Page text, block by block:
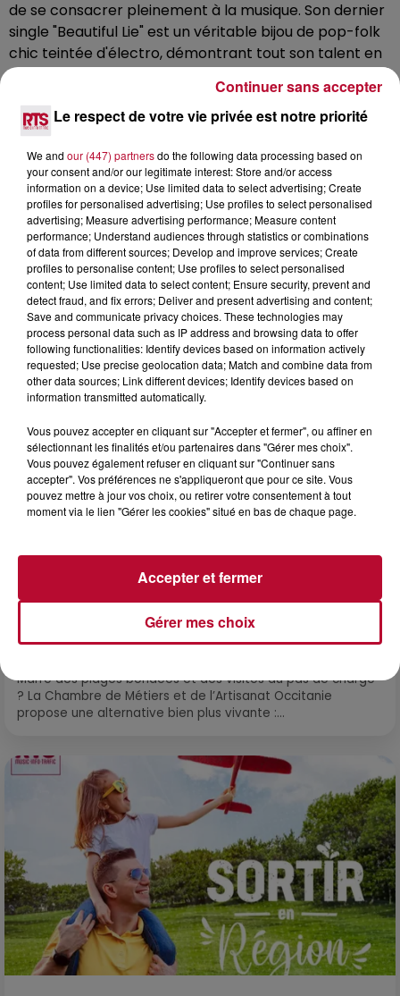
de se consacrer pleinement à la musique. Son dernier
single "Beautiful Lie" est un véritable bijou de pop-folk
chic teintée d'électro, démontrant tout son talent en
tant qu'artiste complet.
Celestal illuminera le CLUB RTS ce samedi 22 juillet à
23H avec son mix, créant une ambiance élégante et
atmosphérique qui enchantera les auditeurs.
L'actu RTS dans le Sud Voir plus
OCCITANIE : CET ÉTÉ, LA CRÉATION S'EXPOSE
Marre des plages bondées et des visites au pas de charge
? La Chambre de Métiers et de l’Artisanat Occitanie
propose une alternative bien plus vivante :...
Le respect de votre vie privée est notre priorité
We and our (447) partnersdo the following data processing based on
your consent and/or our legitimate interest: Store and/or access
information on a device; Use limited data to select advertising; Create
profiles for personalised advertising; Use profiles to select personalised
advertising; Measure advertising performance; Measure content
performance; Understand audiences through statistics or combinations
of data from different sources; Develop and improve services; Create
profiles to personalise content; Use profiles to select personalised
content; Use limited data to select content; Ensure security, prevent and
detect fraud, and fix errors; Deliver and present advertising and content;
Save and communicate privacy choices. These technologies may
process personal data such as IP address and browsing data to offer
following functionalities: Identify devices based on information actively
requested; Use precise geolocation data; Match and combine data from
other data sources; Link different devices; Identify devices based on
information transmitted automatically.
Vous pouvez accepter en cliquant sur "Accepter et fermer", ou affiner en
sélectionnant les finalités et/ou partenaires dans "Gérer mes choix".
Vous pouvez également refuser en cliquant sur "Continuer sans
accepter". Vos préférences ne s'appliqueront que pour ce site. Vous
pouvez mettre à jour vos choix, ou retirer votre consentement à tout
moment via le lien "Gérer les cookies" situé en bas de chaque page.
Gérer mes choix
Accepter et fermer
Continuer sans accepter